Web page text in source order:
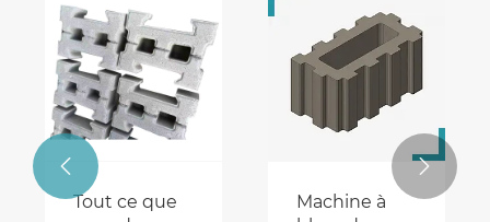
Tout ce que
Machine à
 